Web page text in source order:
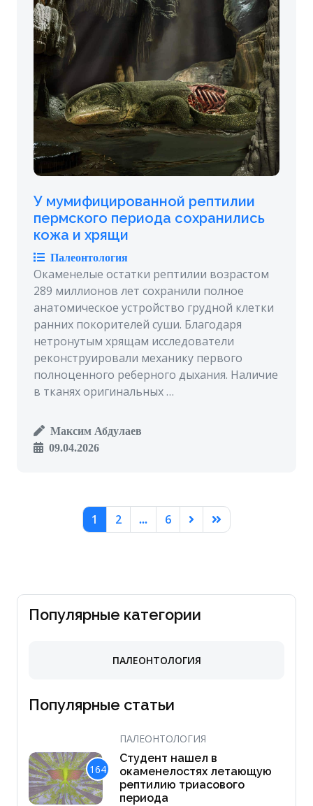
У мумифицированной рептилии
пермского периода сохранились
кожа и хрящи
Палеонтология
Окаменелые остатки рептилии возрастом
289 миллионов лет сохранили полное
анатомическое устройство грудной клетки
ранних покорителей суши. Благодаря
нетронутым хрящам исследователи
реконструировали механику первого
полноценного реберного дыхания. Наличие
в тканях оригинальных …
Максим Абдулаев
09.04.2026
1 2 ... 6
Популярные категории
ПАЛЕОНТОЛОГИЯ
Популярные статьи
164
ПАЛЕОНТОЛОГИЯ
Студент нашел в
окаменелостях летающую
рептилию триасового
периода